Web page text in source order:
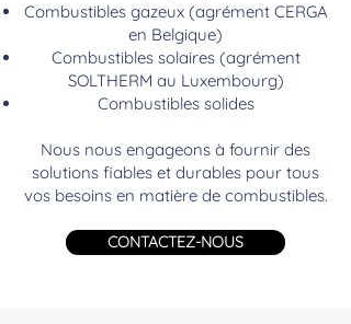
Combustibles gazeux (agrément CERGA
en Belgique)
Combustibles solaires (agrément
SOLTHERM au Luxembourg)
Combustibles solides
Nous nous engageons à fournir des
solutions fiables et durables pour tous
vos besoins en matière de combustibles.
CONTACTEZ-NOUS